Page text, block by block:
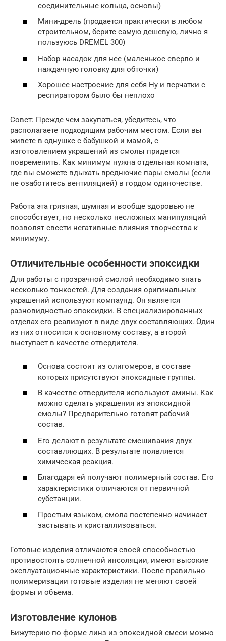
соединительные кольца, основы)
Мини-дрель (продается практически в любом
строительном, берите самую дешевую, лично я
пользуюсь DREMEL 300)
Набор насадок для нее (маленькое сверло и
наждачную головку для обточки)
Хорошее настроение для себя Ну и перчатки с
респиратором было бы неплохо
Совет: Прежде чем закупаться, убедитесь, что
располагаете подходящим рабочим местом. Если вы
живете в однушке с бабушкой и мамой, с
изготовлением украшений из смолы придется
повременить. Как минимум нужна отдельная комната,
где вы сможете вдыхать вреднючие пары смолы (если
не озаботитесь вентиляцией) в гордом одиночестве.
Работа эта грязная, шумная и вообще здоровью не
способствует, но несколько несложных манипуляций
позволят свести негативные влияния творчества к
минимуму.
Отличительные особенности эпоксидки
Для работы с прозрачной смолой необходимо знать
несколько тонкостей. Для создания оригинальных
украшений используют компаунд. Он является
разновидностью эпоксидки. В специализированных
отделах его реализуют в виде двух составляющих. Один
из них относится к основному составу, а второй
выступает в качестве отвердителя.
Основа состоит из олигомеров, в составе
которых присутствуют эпоксидные группы.
В качестве отвердителя используют амины. Как
можно сделать украшения из эпоксидной
смолы? Предварительно готовят рабочий
состав.
Его делают в результате смешивания двух
составляющих. В результате появляется
химическая реакция.
Благодаря ей получают полимерный состав. Его
характеристики отличаются от первичной
субстанции.
Простым языком, смола постепенно начинает
застывать и кристаллизоваться.
Готовые изделия отличаются своей способностью
противостоять солнечной инсоляции, имеют высокие
эксплуатационные характеристики. После правильно
полимеризации готовые изделия не меняют своей
формы и объема.
Изготовление кулонов
Бижутерию по форме линз из эпоксидной смеси можно